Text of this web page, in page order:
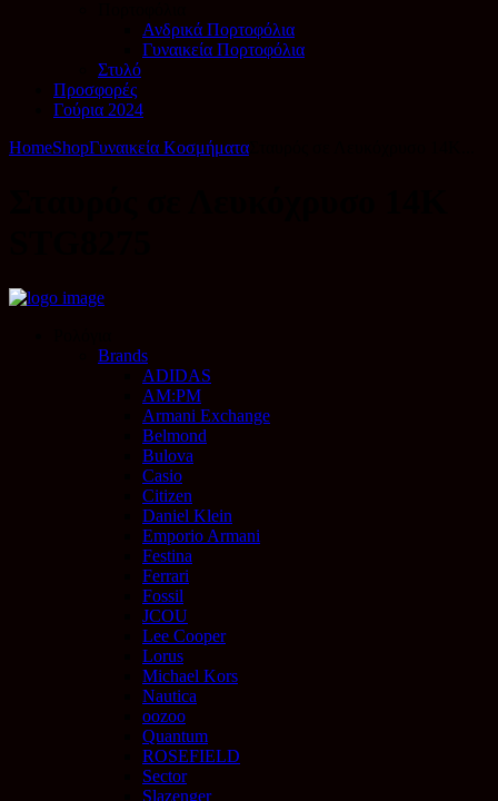
Ανδρικά Πορτοφόλια
Γυναικεία Πορτοφόλια
Στυλό
Προσφορές
Γούρια 2024
HomeShopΓυναικεία Κοσμήματα
Brands
ADIDAS
AM:PM
Armani Exchange
Belmond
Bulova
Casio
Citizen
Daniel Klein
Emporio Armani
Festina
Ferrari
Fossil
JCOU
Lee Cooper
Lorus
Michael Kors
Nautica
oozoo
Quantum
ROSEFIELD
Sector
Slazenger